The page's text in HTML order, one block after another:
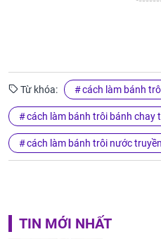
Từ khóa: cách làm bánh
cách làm bánh trôi bánh chay
cách làm bánh trôi nước
TIN MỚI NHẤT